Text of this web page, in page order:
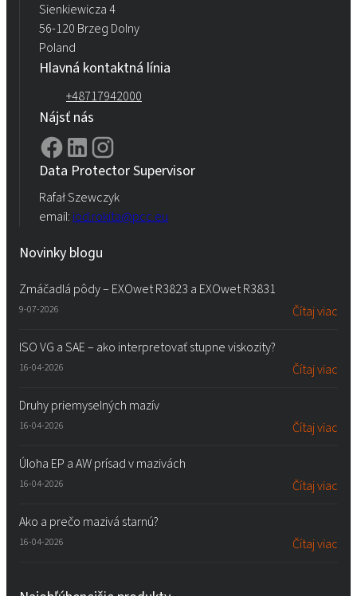
Sienkiewicza 4
56-120 Brzeg Dolny
Poland
Hlavná kontaktná línia
+48717942000
Nájsť nás
Data Protector Supervisor
Rafał Szewczyk
email: iod.rokita@pcc.eu
Novinky blogu
Zmáčadlá pôdy – EXOwet R3823 a EXOwet R3831
9-07-2026 Čítaj viac
ISO VG a SAE – ako interpretovať stupne viskozity?
16-04-2026 Čítaj viac
Druhy priemyselných mazív
16-04-2026 Čítaj viac
Úloha EP a AW prísad v mazivách
16-04-2026 Čítaj viac
Ako a prečo mazivá starnú?
16-04-2026 Čítaj viac